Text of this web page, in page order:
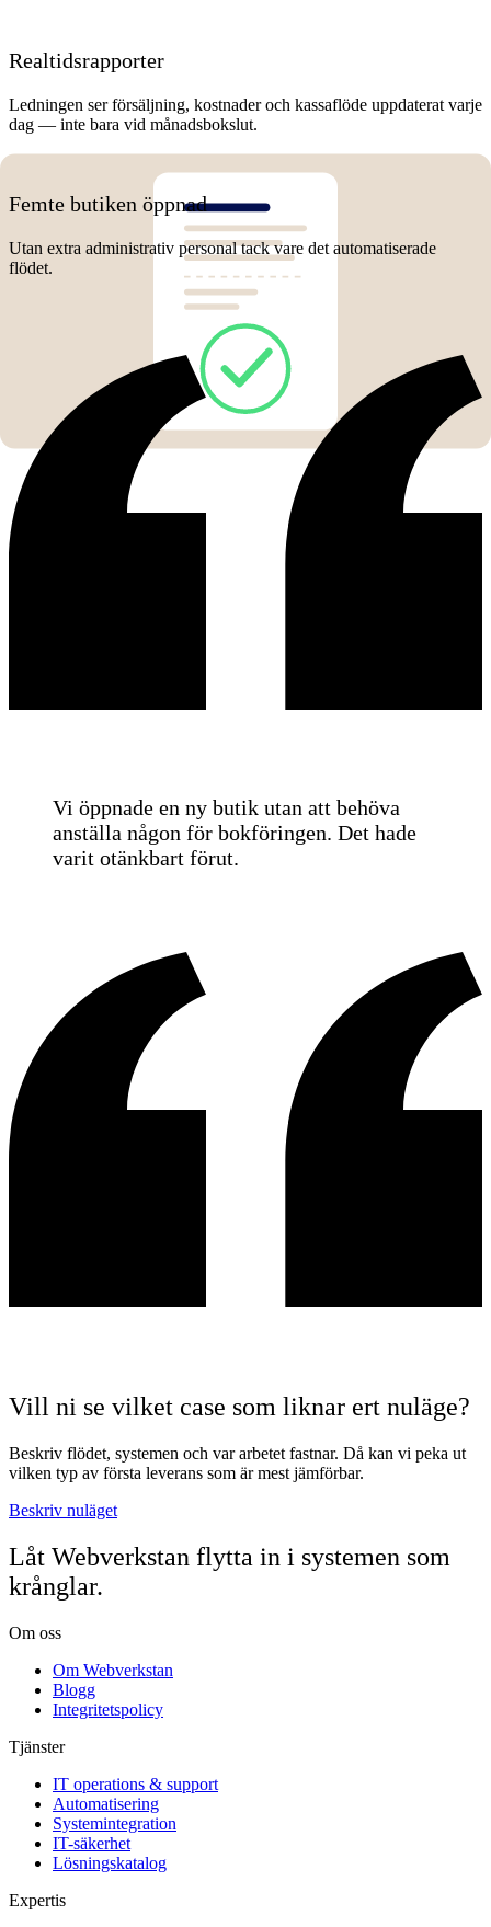
Realtidsrapporter
Ledningen ser försäljning, kostnader och kassaflöde uppdaterat varje
dag — inte bara vid månadsbokslut.
Femte butiken öppnad
Utan extra administrativ personal tack vare det automatiserade
flödet.
Vi öppnade en ny butik utan att behöva
anställa någon för bokföringen. Det hade
varit otänkbart förut.
Vill ni se vilket case som liknar ert nuläge?
Beskriv flödet, systemen och var arbetet fastnar. Då kan vi peka ut
vilken typ av första leverans som är mest jämförbar.
Beskriv nuläget
Låt Webverkstan flytta in i systemen som
krånglar.
Om oss
Om Webverkstan
Blogg
Integritetspolicy
Tjänster
IT operations & support
Automatisering
Systemintegration
IT-säkerhet
Lösningskatalog
Expertis